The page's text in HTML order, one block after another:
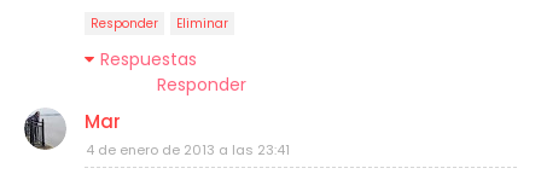
Responder Eliminar
Respuestas
Responder
Mar
4 de enero de 2013 a las 23:41